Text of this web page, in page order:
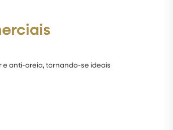
e anti-areia, tornando-se ideais